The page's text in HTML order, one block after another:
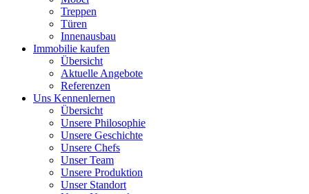
Treppen
Türen
Innenausbau
Immobilie kaufen
Übersicht
Aktuelle Angebote
Referenzen
Uns Kennenlernen
Übersicht
Unsere Philosophie
Unsere Geschichte
Unsere Chefs
Unser Team
Unsere Produktion
Unser Standort